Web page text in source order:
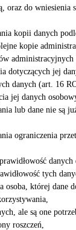
oraz do wniesienia
kopii danych
kopie
dotyczących jej
danych (art. 16
jej danych
lub dane nie są
ograniczenia
tych
osoba, której dane
ale są one
roszczeń,